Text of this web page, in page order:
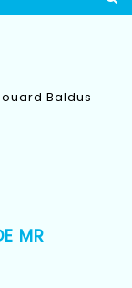
MR